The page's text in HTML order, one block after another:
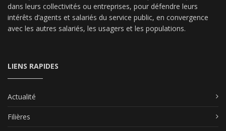
dans leurs collectivités ou entreprises, pour défendre leurs
intérêts d’agents et salariés du service public, en convergence
avec les autres salariés, les usagers et les populations.
LIENS RAPIDES
Actualité
Filières